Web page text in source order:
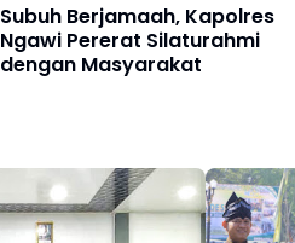
Subuh Berjamaah, Kapolres
Ngawi Pererat Silaturahmi
dengan Masyarakat